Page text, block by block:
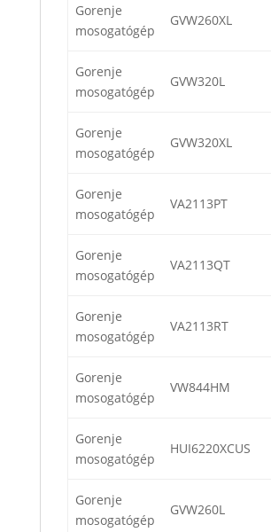
Gorenje
mosogatógép
GVW260XL
Gorenje
mosogatógép
GVW320L
Gorenje
mosogatógép
GVW320XL
Gorenje
mosogatógép
VA2113PT
Gorenje
mosogatógép
VA2113QT
Gorenje
mosogatógép
VA2113RT
Gorenje
mosogatógép
VW844HM
Gorenje
mosogatógép
HUI6220XCUS
Gorenje
mosogatógép
GVW260L